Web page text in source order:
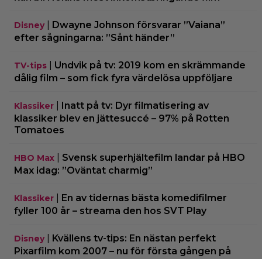
Disney|
Dwayne Johnson försvarar ”Vaiana”
efter sågningarna: ”Sånt händer”
TV-tips
Undvik på tv: 2019 kom en skrämmande
dålig film – som fick fyra värdelösa uppföljare
Klassiker
Inatt på tv: Dyr filmatisering av
klassiker blev en jättesuccé – 97% på Rotten
Tomatoes
HBO Max
Svensk superhjältefilm landar på HBO
Max idag: ”Oväntat charmig”
Klassiker
En av tidernas bästa komedifilmer
fyller 100 år – streama den hos SVT Play
Disney|
Kvällens tv-tips: En nästan perfekt
Pixarfilm kom 2007 – nu för första gången på